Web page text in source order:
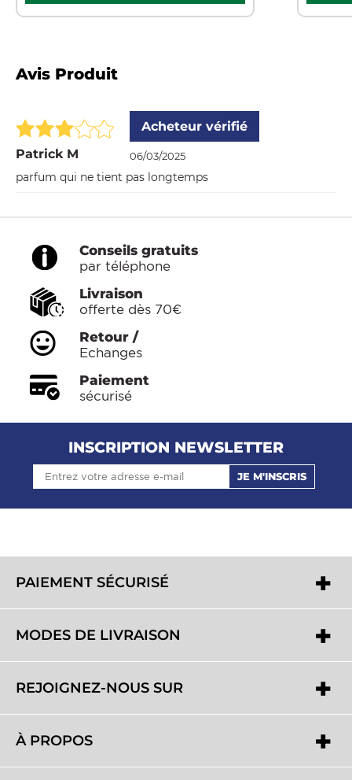
Avis Produit
Patrick M
Acheteur vérifié
06/03/2025
parfum qui ne tient pas longtemps
Conseils gratuits
par téléphone
Livraison
offerte dès 70€
Retour /
Echanges
Paiement
sécurisé
INSCRIPTION NEWSLETTER
JE M'INSCRIS
PAIEMENT SÉCURISÉ
MODES DE LIVRAISON
REJOIGNEZ-NOUS SUR
À PROPOS